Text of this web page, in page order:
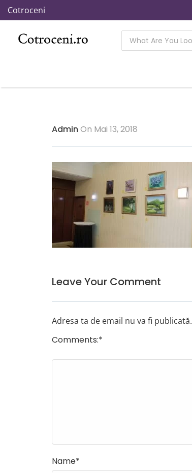
Cotroceni
Admin On Mai 13, 2018
Leave Your Comment
Adresa ta de email nu va fi publicată.
Comments:*
Name*